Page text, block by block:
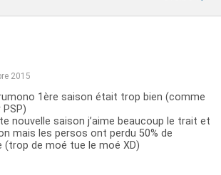
2015
1ère saison était trop bien (comme
nouvelle saison j’aime beaucoup le trait et
mais les persos ont perdu 50% de
(trop de moé tue le moé XD)